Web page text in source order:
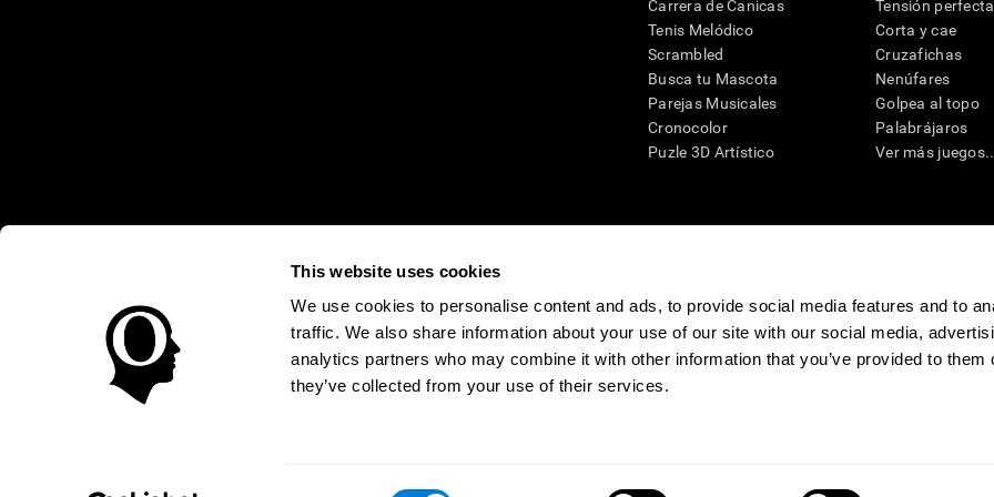
This website uses cookies
We use cookies to personalise content and ads, to provide social media features and to
traffic. We also share information about your use of our site with our social media,
analytics partners who may combine it with other information that you’ve provided to them
they’ve collected from your use of their services.
Carrera de Canicas
Tenis Melódico
Scrambled
Busca tu Mascota
Parejas Musicales
Cronocolor
Puzle 3D Artístico
Tensión perfecta
Corta y cae
Cruzafichas
Nenúfares
Golpea al topo
Palabrájaros
Ver más
* Las evaluaciones de CogniFit están diseñadas para detectar alteraciones y deterioro cognitivo con el fin de ofrecer a un médico información pertinente
clínico, los resultados de CogniFit (cuando son interpretados por un profesional de la salud cualificado), se pueden utilizar como ayuda para determinar si
neuropsicológica (por ejemplo, un examen neuropsicológico completo). CogniFit no ofrece directamente un diagnóstico médico de ningún tipo. Un
puede ser realizada por un médico o psicólogo cualificado teniendo en cuenta una amplia gama de posibles factores. De acuerdo al uso indicado,
un dispositivo médico certicado por la FDA. El producto puede ser utilizado para estudios de investigación en cualquier campo de investigación
uso del producto debe hacerse en los sujetos humanos apropiados conforme al procedimiento dictado por el centro de investigación y será una obligación
sujeto humano nunca no podrán ser, en ningún caso, inferiores a las requeridas para cualquier sujeto de investigación en virtud de lo dispuesto en la